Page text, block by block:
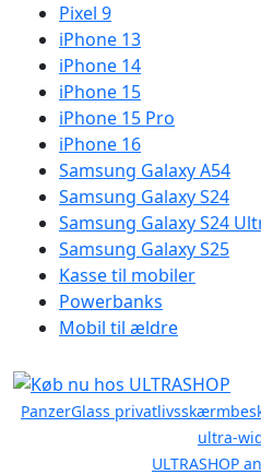
Pixel 9
iPhone 13
iPhone 14
iPhone 15
iPhone 15 Pro
iPhone 16
Samsung Galaxy A54
Samsung Galaxy S24
Samsung Galaxy S24
Samsung Galaxy S25
Kasse til mobiler
Powerbanks
Mobil til ældre
PanzerGlass
ultra-
ULTRASHOP